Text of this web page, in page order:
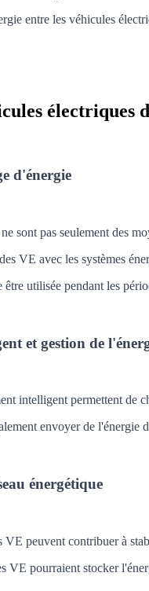
entre les véhicules
électriques
d'énergie
sont pas seulement des
VE avec les systèmes
être utilisée pendant les
et gestion de
intelligent permettent de
envoyer de
énergétique
VE peuvent contribuer à
VE pourraient stocker